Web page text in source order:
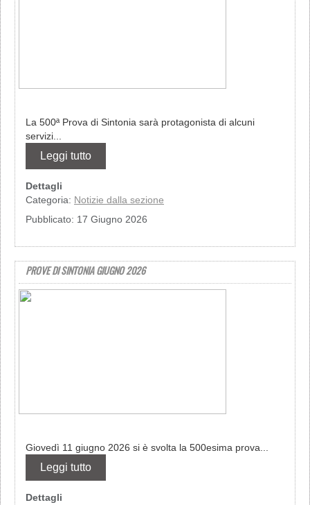
La 500ª Prova di Sintonia sarà protagonista di alcuni
servizi...
Leggi tutto
Dettagli
Categoria: Notizie dalla sezione
Pubblicato: 17 Giugno 2026
PROVE DI SINTONIA GIUGNO 2026
Giovedì 11 giugno 2026 si è svolta la 500esima prova...
Leggi tutto
Dettagli